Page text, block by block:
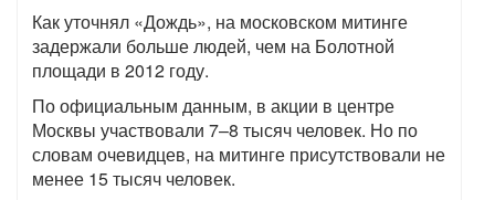
Как уточнял «Дождь», на московском митинге
задержали больше людей, чем на Болотной
площади в 2012 году.
По официальным данным, в акции в центре
Москвы участвовали 7–8 тысяч человек. Но по
словам очевидцев, на митинге присутствовали не
менее 15 тысяч человек.